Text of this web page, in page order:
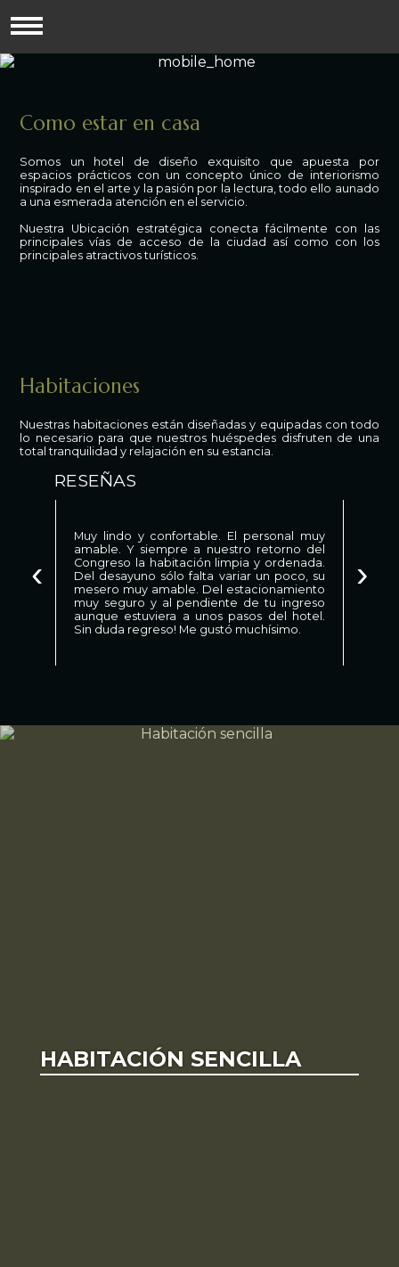
Como estar en casa
Somos un hotel de diseño exquisito que apuesta por
espacios prácticos con un concepto único de interiorismo
inspirado en el arte y la pasión por la lectura, todo ello aunado
a una esmerada atención en el servicio.
Nuestra Ubicación estratégica conecta fácilmente con las
principales vías de acceso de la ciudad así como con los
principales atractivos turísticos.
Habitaciones
Nuestras habitaciones están diseñadas y equipadas con todo
lo necesario para que nuestros huéspedes disfruten de una
total tranquilidad y relajación en su estancia.
RESEÑAS
‹ ›
Muy lindo y confortable. El personal muy
amable. Y siempre a nuestro retorno del
Congreso la habitación limpia y ordenada.
Del desayuno sólo falta variar un poco, su
mesero muy amable. Del estacionamiento
muy seguro y al pendiente de tu ingreso
aunque estuviera a unos pasos del hotel.
Sin duda regreso! Me gustó muchísimo.
HABITACIÓN SENCILLA